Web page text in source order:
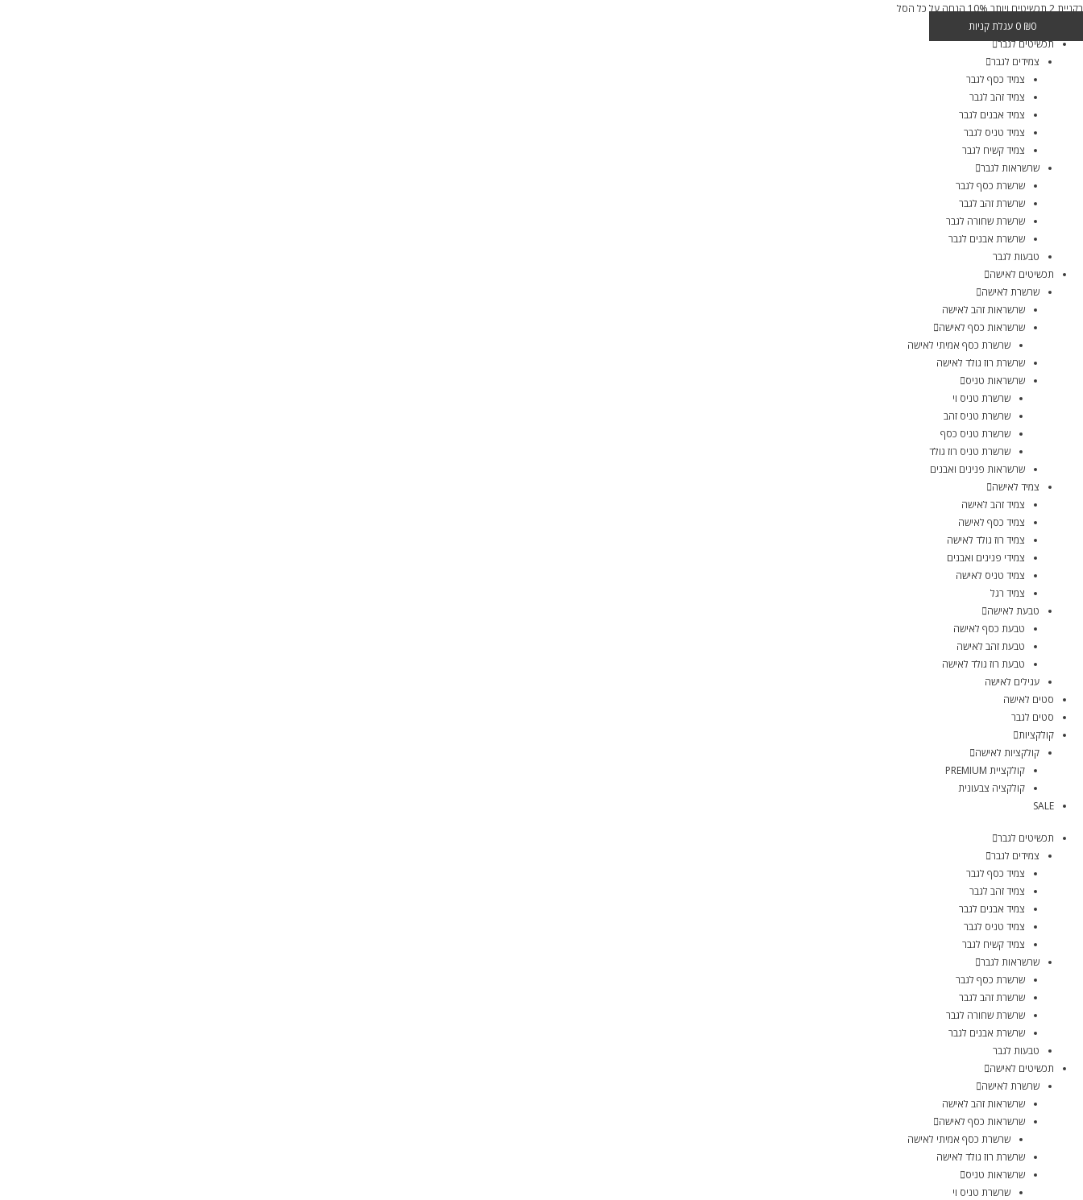
בקניית 2 תכשיטים ויותר 10% הנחה על כל הסל
₪0
0 עגלת קניות
תכשיטים לגבר
צמידים לגבר
צמיד כסף לגבר
צמיד זהב לגבר
צמיד אבנים לגבר
צמיד טניס לגבר
צמיד קשיח לגבר
שרשראות לגבר
שרשרת כסף לגבר
שרשרת זהב לגבר
שרשרת שחורה לגבר
שרשרת אבנים לגבר
טבעות לגבר
תכשיטים לאישה
שרשרת לאישה
שרשראות זהב לאישה
שרשראות כסף לאישה
שרשרת כסף אמיתי לאישה
שרשרת רוז גולד לאישה
שרשראות טניס
שרשרת טניס וי
שרשרת טניס זהב
שרשרת טניס כסף
שרשרת טניס רוז גולד
שרשראות פנינים ואבנים
צמיד לאישה
צמיד זהב לאישה
צמיד כסף לאישה
צמיד רוז גולד לאישה
צמידי פנינים ואבנים
צמיד טניס לאישה
צמיד רגל
טבעת לאישה
טבעת כסף לאישה
טבעת זהב לאישה
טבעת רוז גולד לאישה
עגילים לאישה
סטים לאישה
סטים לגבר
קולקציות
קולקציות לאישה
קולקציית PREMIUM
קולקציה צבעונית
SALE
תכשיטים לגבר
צמידים לגבר
צמיד כסף לגבר
צמיד זהב לגבר
צמיד אבנים לגבר
צמיד טניס לגבר
צמיד קשיח לגבר
שרשראות לגבר
שרשרת כסף לגבר
שרשרת זהב לגבר
שרשרת שחורה לגבר
שרשרת אבנים לגבר
טבעות לגבר
תכשיטים לאישה
שרשרת לאישה
שרשראות זהב לאישה
שרשראות כסף לאישה
שרשרת כסף אמיתי לאישה
שרשרת רוז גולד לאישה
שרשראות טניס
שרשרת טניס וי